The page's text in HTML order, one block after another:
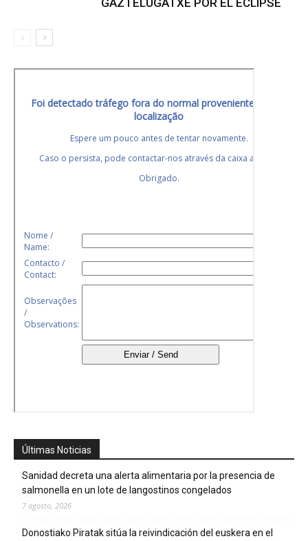
GAZTELUGATXE POR EL ECLIPSE
Últimas Noticias
Sanidad decreta una alerta alimentaria por la presencia de
salmonella en un lote de langostinos congelados
7 agosto, 2026
Donostiako Piratak sitúa la reivindicación del euskera en el